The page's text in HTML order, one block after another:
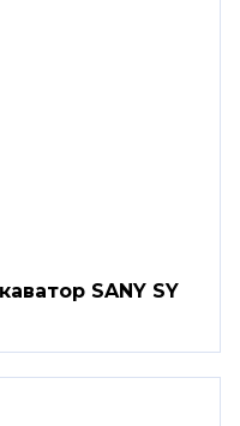
SANY SY